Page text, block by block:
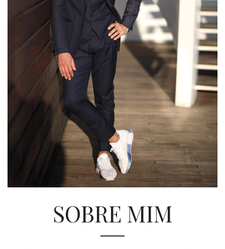
SOBRE MIM